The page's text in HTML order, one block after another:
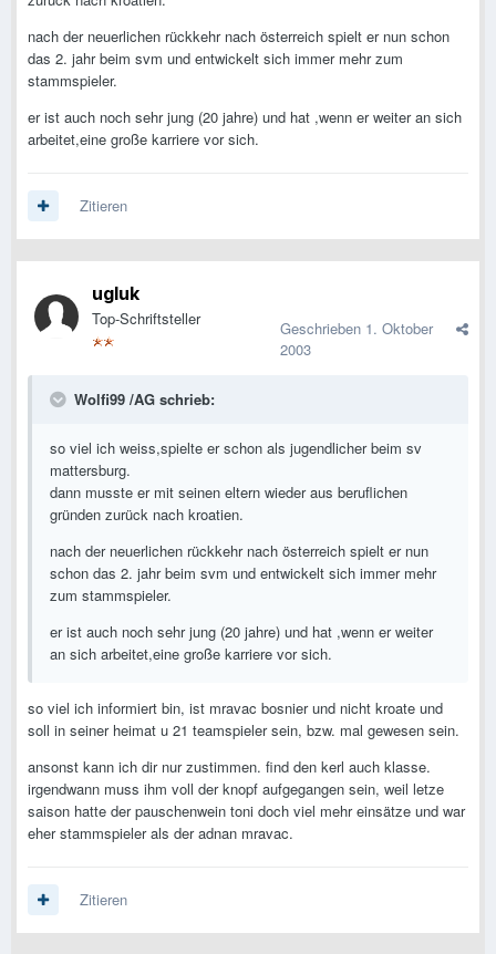
nach der neuerlichen rückkehr nach österreich spielt er nun schon
das 2. jahr beim svm und entwickelt sich immer mehr zum
stammspieler.
er ist auch noch sehr jung (20 jahre) und hat ,wenn er weiter an sich
arbeitet,eine große karriere vor sich.
Zitieren
ugluk
Top-Schriftsteller Geschrieben 1. Oktober
2003
Wolfi99 /AG schrieb:
so viel ich weiss,spielte er schon als jugendlicher beim sv
mattersburg.
dann musste er mit seinen eltern wieder aus beruflichen
gründen zurück nach kroatien.
nach der neuerlichen rückkehr nach österreich spielt er nun
schon das 2. jahr beim svm und entwickelt sich immer mehr
zum stammspieler.
er ist auch noch sehr jung (20 jahre) und hat ,wenn er weiter
an sich arbeitet,eine große karriere vor sich.
so viel ich informiert bin, ist mravac bosnier und nicht kroate und
soll in seiner heimat u 21 teamspieler sein, bzw. mal gewesen sein.
ansonst kann ich dir nur zustimmen. find den kerl auch klasse.
irgendwann muss ihm voll der knopf aufgegangen sein, weil letze
saison hatte der pauschenwein toni doch viel mehr einsätze und war
eher stammspieler als der adnan mravac.
Zitieren